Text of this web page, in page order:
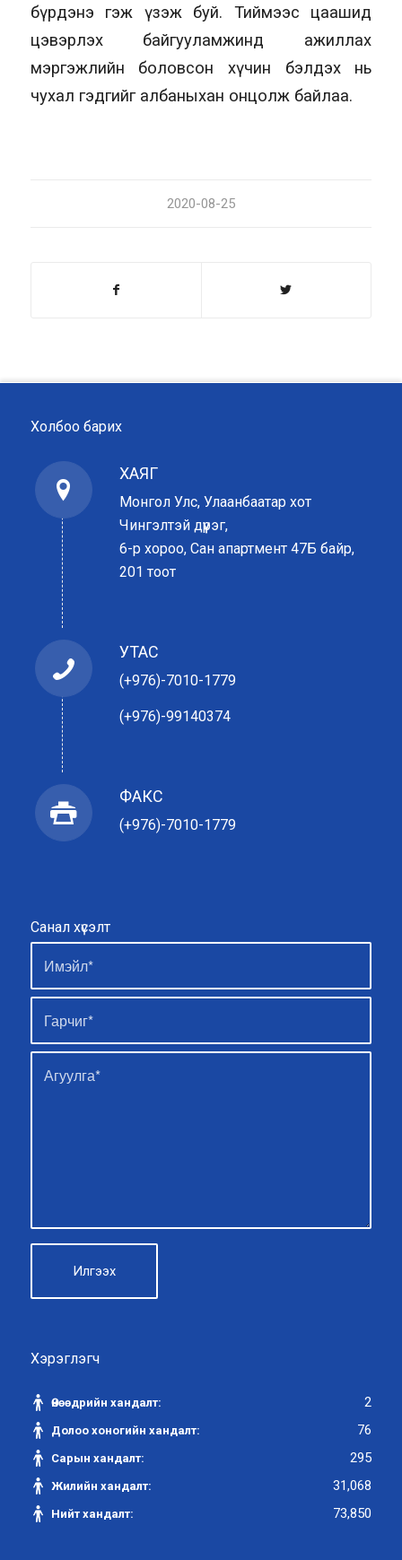
бүрдэнэ гэж үзэж буй. Тиймээс цаашид
цэвэрлэх байгууламжинд ажиллах
мэргэжлийн боловсон хүчин бэлдэх нь
чухал гэдгийг албаныхан онцолж байлаа.
2020-08-25
Холбоо барих
ХАЯГ
Монгол Улс, Улаанбаатар хот
Чингэлтэй дүүрэг,
6-р хороо, Сан апартмент 47Б байр,
201 тоот
УТАС
(+976)-7010-1779
(+976)-99140374
ФАКС
(+976)-7010-1779
Санал хүсэлт
Хэрэглэгч
Өнөөдрийн хандалт: 2
Долоо хоногийн хандалт: 76
Сарын хандалт: 295
Жилийн хандалт: 31,068
Нийт хандалт: 73,850